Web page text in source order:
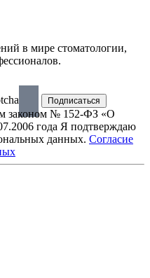
в мире стоматологии,
законом № 152-ФЗ «О
года Я подтверждаю
данных. Согласие